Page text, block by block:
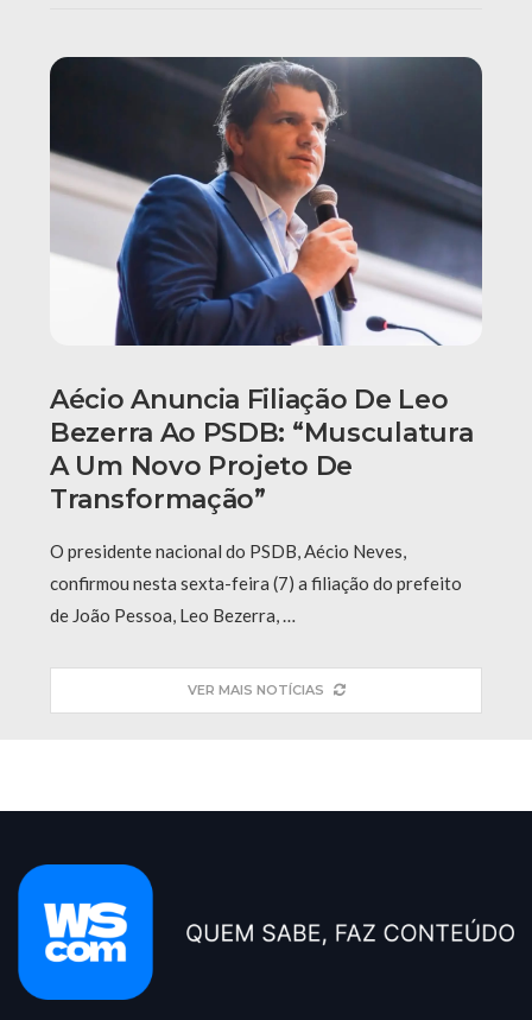
Aécio Anuncia Filiação De Leo
Bezerra Ao PSDB: “Musculatura
A Um Novo Projeto De
Transformação”
O presidente nacional do PSDB, Aécio Neves,
confirmou nesta sexta-feira (7) a filiação do prefeito
de João Pessoa, Leo Bezerra, …
VER MAIS NOTÍCIAS